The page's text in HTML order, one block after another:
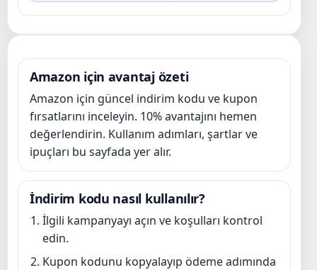
Amazon için avantaj özeti
Amazon için güncel indirim kodu ve kupon
fırsatlarını inceleyin. 10% avantajını hemen
değerlendirin. Kullanım adımları, şartlar ve
ipuçları bu sayfada yer alır.
İndirim kodu nasıl kullanılır?
İlgili kampanyayı açın ve koşulları kontrol
edin.
Kupon kodunu kopyalayıp ödeme adımında